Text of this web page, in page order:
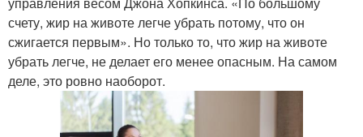
счету, жир на животе легче убрать потому, что он
сжигается первым». Но только то, что жир на животе
убрать легче, не делает его менее опасным. На самом
деле, это ровно наоборот.